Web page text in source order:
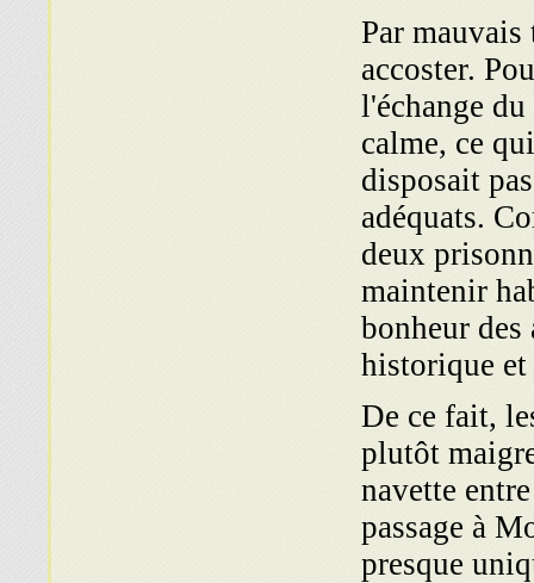
Par
accoster.
l'échange
calme, ce
disposait
adéquats.
deux
maintenir
bonheur
historique et
De ce fait,
plutôt
navette
passage à
presque